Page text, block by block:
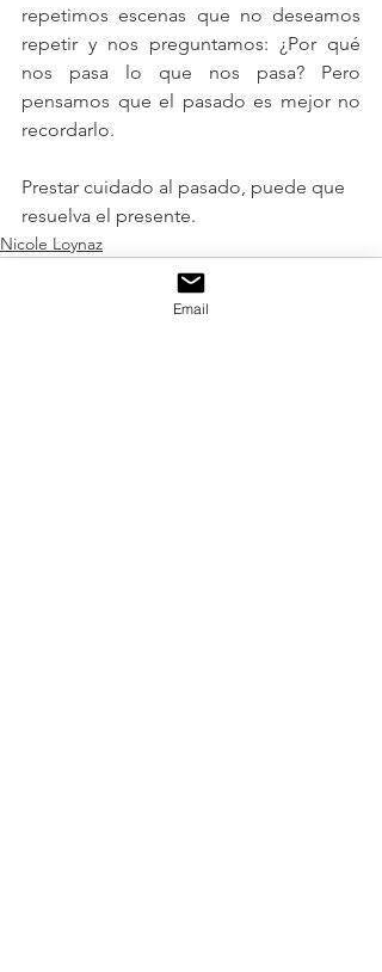
repetimos escenas que no deseamos
repetir y nos preguntamos: ¿Por qué
nos pasa lo que nos pasa? Pero
pensamos que el pasado es mejor no
recordarlo.
Prestar cuidado al pasado, puede que
resuelva el presente.
Nicole Loynaz
Email